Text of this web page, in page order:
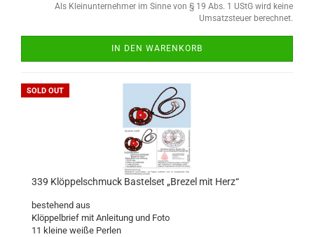
Als Kleinunternehmer im Sinne von § 19 Abs. 1 UStG wird keine
Umsatzsteuer berechnet.
IN DEN WARENKORB
SOLD OUT
339 Klöppelschmuck Bastelset „Brezel mit Herz“
bestehend aus
Klöppelbrief mit Anleitung und Foto
11 kleine weiße Perlen